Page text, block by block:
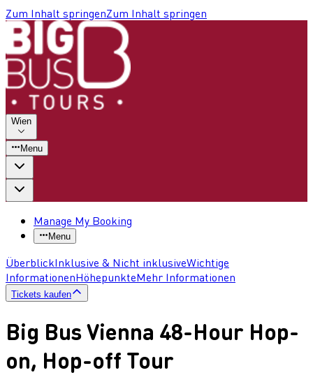
Zum Inhalt springenZum Inhalt springen
Wien
Menu
Manage My Booking
Menu
ÜberblickInklusive & Nicht inklusiveWichtige
InformationenHöhepunkteMehr Informationen
Tickets kaufen
Big Bus Vienna 48-Hour Hop-
on, Hop-off Tour